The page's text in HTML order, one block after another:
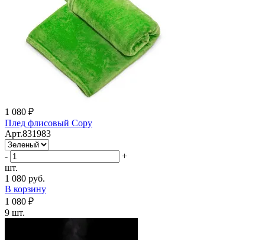
1 080 ₽
Плед флисовый Copy
Арт.831983
-
+
шт.
1 080 руб.
В корзину
1 080 ₽
9 шт.